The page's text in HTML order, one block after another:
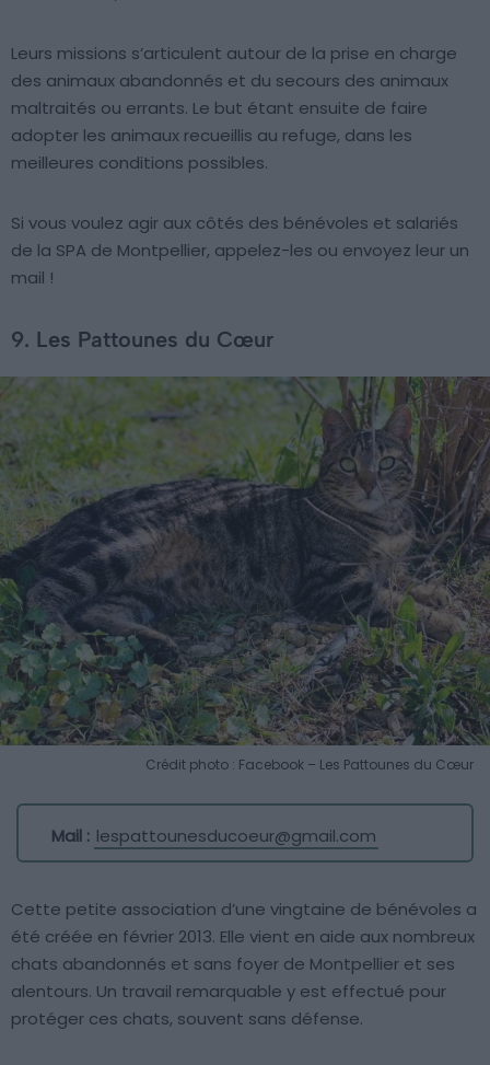
Leurs missions s’articulent autour de la prise en charge
des animaux abandonnés et du secours des animaux
maltraités ou errants. Le but étant ensuite de faire
adopter les animaux recueillis au refuge, dans les
meilleures conditions possibles.
Si vous voulez agir aux côtés des bénévoles et salariés
de la SPA de Montpellier, appelez-les ou envoyez leur un
mail !
9. Les Pattounes du Cœur
Crédit photo : Facebook – Les Pattounes du Cœur
Mail : lespattounesducoeur@gmail.com
Cette petite association d’une vingtaine de bénévoles a
été créée en février 2013. Elle vient en aide aux nombreux
chats abandonnés et sans foyer de Montpellier et ses
alentours. Un travail remarquable y est effectué pour
protéger ces chats, souvent sans défense.